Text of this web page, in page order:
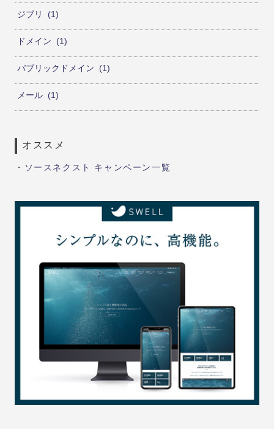
ジブリ 1
ドメイン 1
パブリックドメイン 1
メール 1
オススメ
・ ソースネクスト キャンペーン一覧